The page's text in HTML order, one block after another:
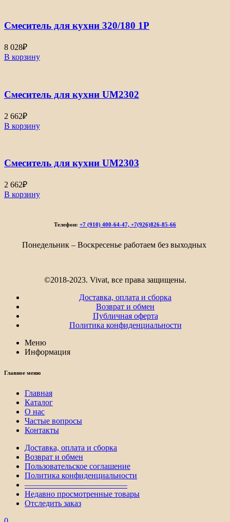
Смеситель для кухни 320/180 1Р
8 028₽
В корзину
Смеситель для кухни UM2302
2 662₽
В корзину
Смеситель для кухни UM2303
2 662₽
В корзину
Телефон: +7 (910) 400-64-47, +7(926)826-85-66
Понедельник – Воскресенье работаем без выходных
©2018-2023. Vivat, все права защищены.
Доставка, оплата и сборка
Возврат и обмен
Публичная оферта
Политика конфиденциальности
Меню
Информация
Главное меню
Главная
Каталог
О нас
Частые вопросы
Контакты
Доставка, оплата и сборка
Возврат и обмен
Пользовательское соглашение
Политика конфиденциальности
————————————–
Недавно просмотренные товары
Отследить заказ